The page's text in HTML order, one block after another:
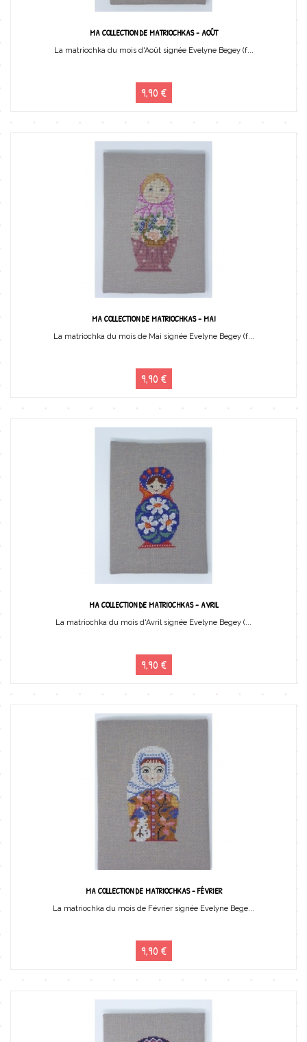
MA COLLECTION DE MATRIOCHKAS - AOÛT
La matriochka du mois d'Août signée Evelyne Begey (f...
9,90 €
MA COLLECTION DE MATRIOCHKAS - MAI
La matriochka du mois de Mai signée Evelyne Begey (f...
9,90 €
MA COLLECTION DE MATRIOCHKAS - AVRIL
La matriochka du mois d'Avril signée Evelyne Begey (...
9,90 €
MA COLLECTION DE MATRIOCHKAS - FÉVRIER
La matriochka du mois de Février signée Evelyne Bege...
9,90 €